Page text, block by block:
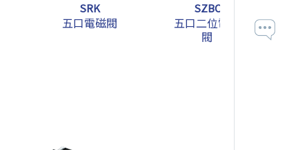
SRK
五口電磁閥
SZBC
五口二位電磁
閥